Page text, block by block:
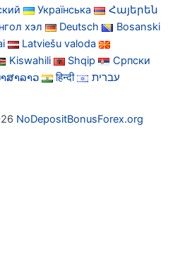
Українська
Հայերեն
хэл Deutsch
Bosanski
Latviešu valoda
Kiswahili Shqip
Српски
ສາລາວ हिन्दी עברית
NoDepositBonusForex.org